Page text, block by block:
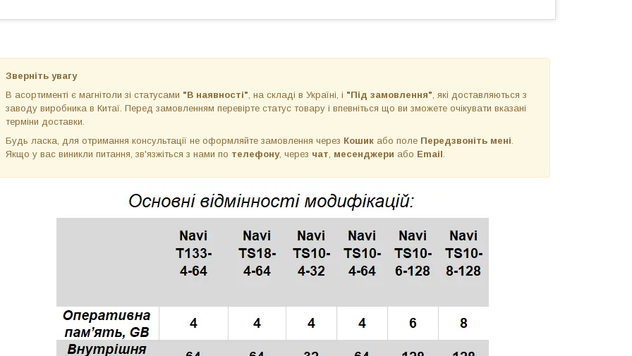
Зверніть увагу
В асортименті є магнітоли зі статусами "В наявності" , на складі в Україні, і "Під замовлення" , які доставляються з
заводу виробника в Китаї. Перед замовленням перевірте статус товару і впевніться що ви зможете очікувати вказані
терміни доставки.
Будь ласка, для отримання консультації не оформляйте замовлення через Кошик або поле Передзвоніть мені
Якщо у вас виникли питання, зв'язжіться з нами по телефону, через чат месенджери або Email